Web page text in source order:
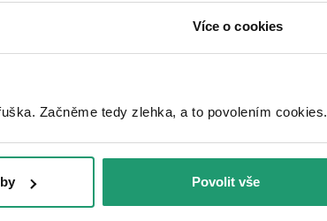
Více o cookies
Začněme tedy zlehka, a to povolením cookies.​
Povolit vše
06/2026
Luxurious